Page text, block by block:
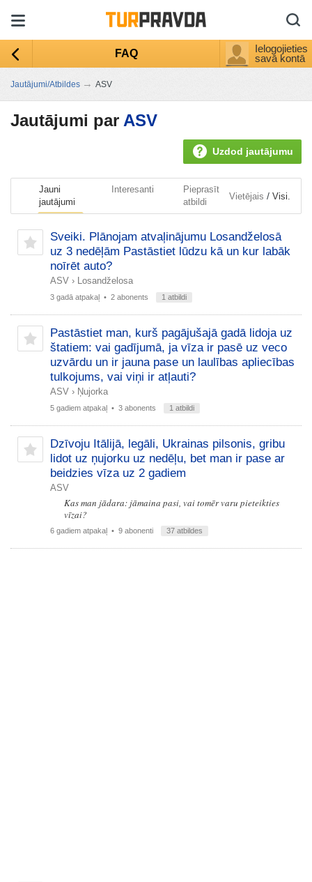
FAQ
Ielogojieties
savā kontā
Jautājumi/Atbildes → ASV
Jautājumi par ASV
Uzdod jautājumu
Jauni
jautājumi
Interesanti
Pieprasīt
atbildi
Vietējais / Visi.
Sveiki. Plānojam atvaļinājumu Losandželosā
uz 3 nedēļām Pastāstiet lūdzu kā un kur labāk
noīrēt auto?
ASV › Losandželosa
3 gadā atpakaļ • 2 abonents 1 atbildi
Pastāstiet man, kurš pagājušajā gadā lidoja uz
štatiem: vai gadījumā, ja vīza ir pasē uz veco
uzvārdu un ir jauna pase un laulības apliecības
tulkojums, vai viņi ir atļauti?
ASV › Ņujorka
5 gadiem atpakaļ • 3 abonents 1 atbildi
Dzīvoju Itālijā, legāli, Ukrainas pilsonis, gribu
lidot uz ņujorku uz nedēļu, bet man ir pase ar
beidzies vīza uz 2 gadiem
ASV
Kas man jādara: jāmaina pasi, vai tomēr varu pieteikties
vīzai?
6 gadiem atpakaļ • 9 abonenti 37 atbildes